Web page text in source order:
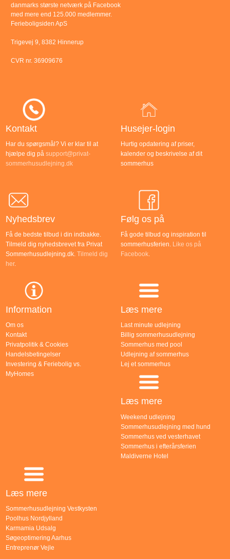
danmarks største netværk på Facebook
med mere end 125.000 medlemmer.
Ferieboligsiden ApS
Trigevej 9, 8382 Hinnerup
CVR nr. 36909676
Kontakt
Har du spørgsmål? Vi er klar til at
hjælpe dig på support@privat-
sommerhusudlejning.dk
Husejer-login
Hurtig opdatering af priser,
kalender og beskrivelse af dit
sommerhus
Nyhedsbrev
Få de bedste tilbud i din indbakke.
Tilmeld dig nyhedsbrevet fra Privat
Sommerhusudlejning.dk.Tilmeld dig
her.
Følg os på
Få gode tilbud og inspiration til
sommerhusferien. Like os på
Facebook.
Information
Om os
Kontakt
Privatpolitik & Cookies
Handelsbetingelser
Investering & Feriebolig vs.
MyHomes
Læs mere
Last minute udlejning
Billig sommerhusudlejning
Sommerhus med pool
Udlejning af sommerhus
Lej et sommerhus
Læs mere
Weekend udlejning
Sommerhusudlejning med hund
Sommerhus ved vesterhavet
Sommerhus i efterårsferien
Maldiverne Hotel
Læs mere
Sommerhusudlejning Vestkysten
Poolhus Nordjylland
Karmamia Udsalg
Søgeoptimering Aarhus
Entreprenør Vejle